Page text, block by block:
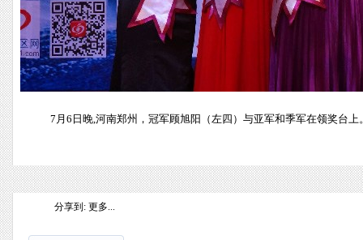
7月6日晚,河南郑州，冠军顾旭阳（左四）与亚军和季军在领奖台上
分享到: 更多...